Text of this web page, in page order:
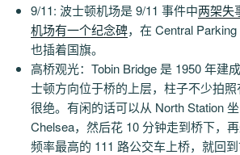
9/11: 波士顿机场是 9/11 事件中两架失
机场有一个纪念碑，在 Central
也插着国旗。
高桥观光：Tobin Bridge 是 1950 年建
士顿方向位于桥的上层，柱子不少拍
很绝。有闲的话可以从 North Station
Chelsea，然后花 10 分钟走到桥下，
频率最高的 111 路公交车上桥，就回